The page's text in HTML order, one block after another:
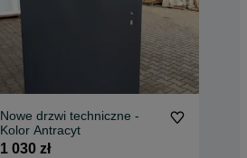
Nowe drzwi techniczne -
Kolor Antracyt
1 030 zł